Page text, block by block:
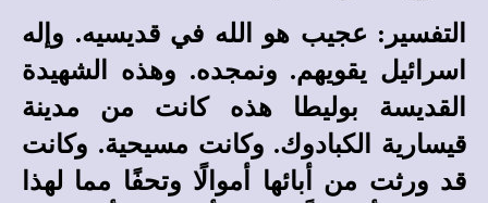
التفسير: عجيب هو الله في قديسيه. وإله
اسرائيل يقويهم. ونمجده. وهذه الشهيدة
القديسة بوليطا هذه كانت من مدينة
قيسارية الكبادوك. وكانت مسيحية. وكانت
قد ورثت من أبائها أموالًا وتحفًا مما لهذا